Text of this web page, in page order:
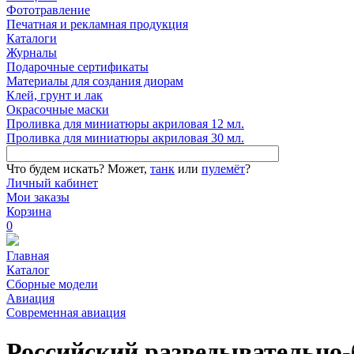
Фототравление
Печатная и рекламная продукция
Каталоги
Журналы
Подарочные сертификаты
Материалы для создания диорам
Клей, грунт и лак
Окрасочные маски
Проливка для миниатюры акриловая 12 мл.
Проливка для миниатюры акриловая 30 мл.
Что будем искать? Может, танк или пулемёт?
Личный кабинет
Мои заказы
Корзина
0
Главная
Каталог
Сборные модели
Авиация
Современная авиация